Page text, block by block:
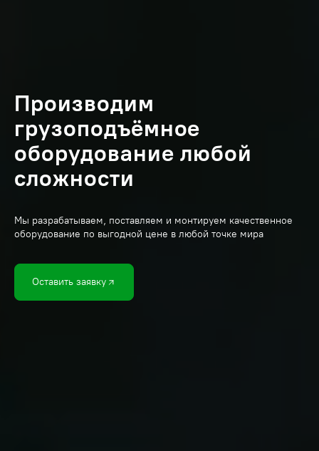
Производим
грузоподъёмное
оборудование любой
сложности
Мы разрабатываем, поставляем и монтируем качественное
оборудование по выгодной цене в любой точке мира
Оставить заявку